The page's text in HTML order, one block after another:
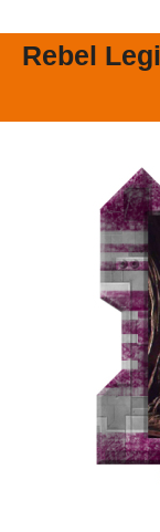
Inhalt
springen
Rebel